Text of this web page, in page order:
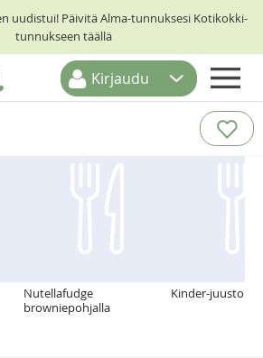
uudistui! Päivitä Alma-tunnuksesi Kotikokki-
tunnukseen täällä
Kirjaudu
Nutellafudge
browniepohjalla
Kinder-